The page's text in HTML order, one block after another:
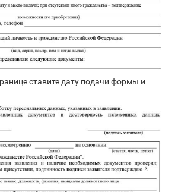
ставите дату подачи формы и